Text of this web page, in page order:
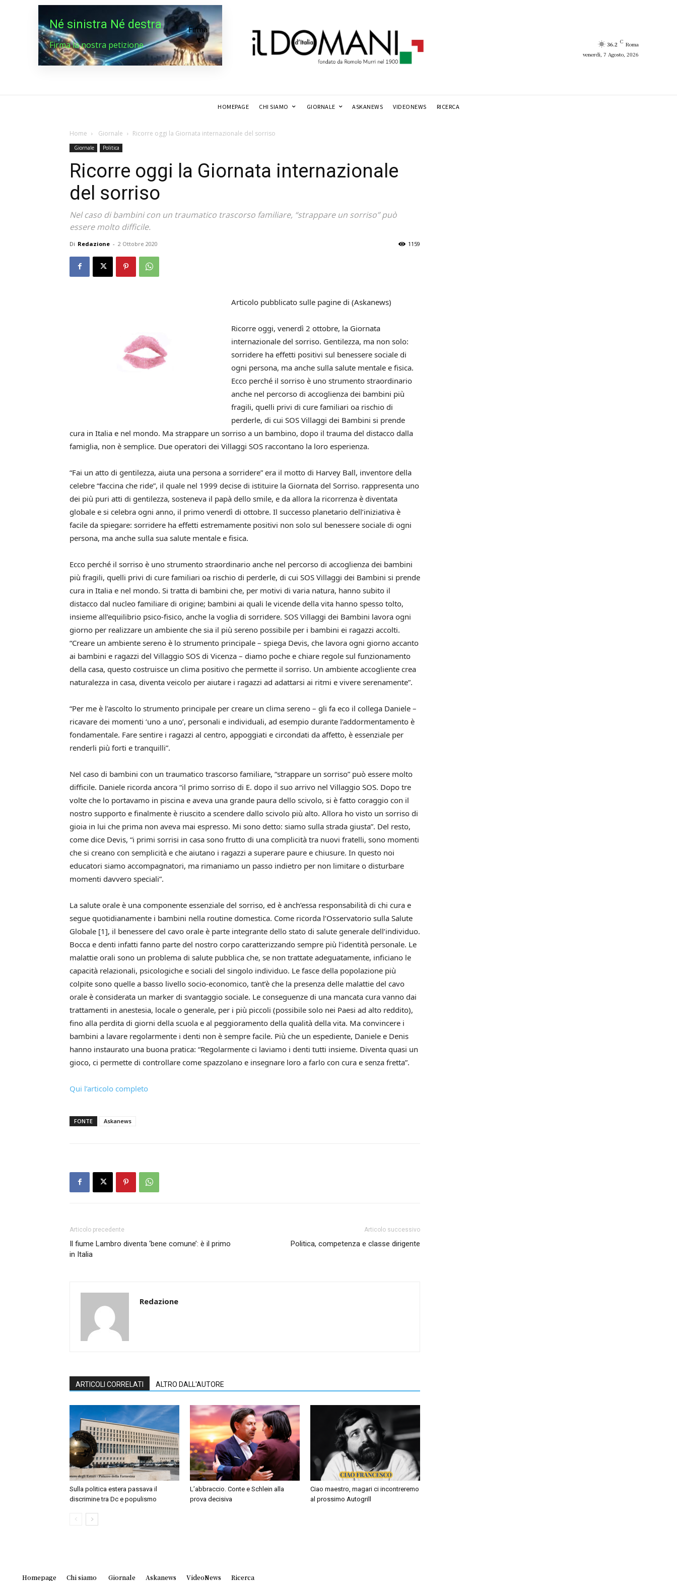
Né sinistra Né destra
Firma la nostra petizione
Firma
36.2 C Roma
venerdì, 7 Agosto, 2026
HOMEPAGE CHI SIAMO GIORNALE ASKANEWS VIDEONEWS RICERCA
Home Giornale Ricorre oggi la Giornata internazionale del sorriso
Giornale Politica
Ricorre oggi la Giornata internazionale
del sorriso
Nel caso di bambini con un traumatico trascorso familiare, “strappare un sorriso” può
essere molto difficile.
Di Redazione - 2 Ottobre 2020 1159
Articolo pubblicato sulle pagine di (Askanews)
Ricorre oggi, venerdì 2 ottobre, la Giornata
internazionale del sorriso. Gentilezza, ma non solo:
sorridere ha effetti positivi sul benessere sociale di
ogni persona, ma anche sulla salute mentale e fisica.
Ecco perché il sorriso è uno strumento straordinario
anche nel percorso di accoglienza dei bambini più
fragili, quelli privi di cure familiari oa rischio di
perderle, di cui SOS Villaggi dei Bambini si prende
cura in Italia e nel mondo. Ma strappare un sorriso a un bambino, dopo il trauma del distacco dalla
famiglia, non è semplice. Due operatori dei Villaggi SOS raccontano la loro esperienza.
“Fai un atto di gentilezza, aiuta una persona a sorridere” era il motto di Harvey Ball, inventore della
celebre “faccina che ride”, il quale nel 1999 decise di istituire la Giornata del Sorriso. rappresenta uno
dei più puri atti di gentilezza, sosteneva il papà dello smile, e da allora la ricorrenza è diventata
globale e si celebra ogni anno, il primo venerdì di ottobre. Il successo planetario dell’iniziativa è
facile da spiegare: sorridere ha effetti estremamente positivi non solo sul benessere sociale di ogni
persona, ma anche sulla sua salute mentale e fisica.
Ecco perché il sorriso è uno strumento straordinario anche nel percorso di accoglienza dei bambini
più fragili, quelli privi di cure familiari oa rischio di perderle, di cui SOS Villaggi dei Bambini si prende
cura in Italia e nel mondo. Si tratta di bambini che, per motivi di varia natura, hanno subito il
distacco dal nucleo familiare di origine; bambini ai quali le vicende della vita hanno spesso tolto,
insieme all’equilibrio psico-fisico, anche la voglia di sorridere. SOS Villaggi dei Bambini lavora ogni
giorno per realizzare un ambiente che sia il più sereno possibile per i bambini ei ragazzi accolti.
“Creare un ambiente sereno è lo strumento principale – spiega Devis, che lavora ogni giorno accanto
ai bambini e ragazzi del Villaggio SOS di Vicenza – diamo poche e chiare regole sul funzionamento
della casa, questo costruisce un clima positivo che permette il sorriso. Un ambiente accogliente crea
naturalezza in casa, diventa veicolo per aiutare i ragazzi ad adattarsi ai ritmi e vivere serenamente”.
“Per me è l’ascolto lo strumento principale per creare un clima sereno – gli fa eco il collega Daniele –
ricavare dei momenti ‘uno a uno’, personali e individuali, ad esempio durante l’addormentamento è
fondamentale. Fare sentire i ragazzi al centro, appoggiati e circondati da affetto, è essenziale per
renderli più forti e tranquilli”.
Nel caso di bambini con un traumatico trascorso familiare, “strappare un sorriso” può essere molto
difficile. Daniele ricorda ancora “il primo sorriso di E. dopo il suo arrivo nel Villaggio SOS. Dopo tre
volte che lo portavamo in piscina e aveva una grande paura dello scivolo, si è fatto coraggio con il
nostro supporto e finalmente è riuscito a scendere dallo scivolo più alto. Allora ho visto un sorriso di
gioia in lui che prima non aveva mai espresso. Mi sono detto: siamo sulla strada giusta”. Del resto,
come dice Devis, “i primi sorrisi in casa sono frutto di una complicità tra nuovi fratelli, sono momenti
che si creano con semplicità e che aiutano i ragazzi a superare paure e chiusure. In questo noi
educatori siamo accompagnatori, ma rimaniamo un passo indietro per non limitare o disturbare
momenti davvero speciali”.
La salute orale è una componente essenziale del sorriso, ed è anch’essa responsabilità di chi cura e
segue quotidianamente i bambini nella routine domestica. Come ricorda l’Osservatorio sulla Salute
Globale [1], il benessere del cavo orale è parte integrante dello stato di salute generale dell’individuo.
Bocca e denti infatti fanno parte del nostro corpo caratterizzando sempre più l’identità personale. Le
malattie orali sono un problema di salute pubblica che, se non trattate adeguatamente, inficiano le
capacità relazionali, psicologiche e sociali del singolo individuo. Le fasce della popolazione più
colpite sono quelle a basso livello socio-economico, tant’è che la presenza delle malattie del cavo
orale è considerata un marker di svantaggio sociale. Le conseguenze di una mancata cura vanno dai
trattamenti in anestesia, locale o generale, per i più piccoli (possibile solo nei Paesi ad alto reddito),
fino alla perdita di giorni della scuola e al peggioramento della qualità della vita. Ma convincere i
bambini a lavare regolarmente i denti non è sempre facile. Più che un espediente, Daniele e Denis
hanno instaurato una buona pratica: “Regolarmente ci laviamo i denti tutti insieme. Diventa quasi un
gioco, ci permette di controllare come spazzolano e insegnare loro a farlo con cura e senza fretta”.
Qui l’articolo completo
FONTE Askanews
Articolo precedente
Il fiume Lambro diventa ‘bene comune’: è il primo
in Italia
Articolo successivo
Politica, competenza e classe dirigente
Redazione
ARTICOLI CORRELATI ALTRO DALL'AUTORE
Sulla politica estera passava il
discrimine tra Dc e populismo
L’abbraccio. Conte e Schlein alla
prova decisiva
Ciao maestro, magari ci incontreremo
al prossimo Autogrill
Homepage Chi siamo Giornale Askanews VideoNews Ricerca